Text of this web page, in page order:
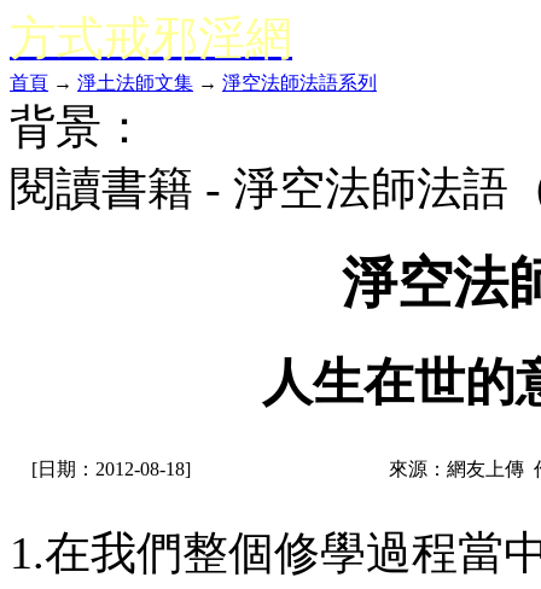
方式戒邪淫網
首頁 → 淨土法師文集 → 淨空法師法語系列
背景：
閱讀書籍 - 淨空法師法語
淨空法
人生在世的
[日期：2012-08-18] 來源：網友上傳
1.在我們整個修學過程當